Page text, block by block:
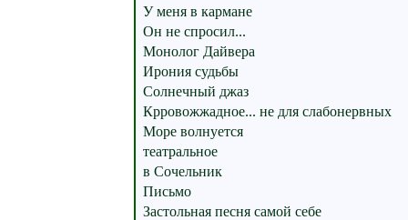
У меня в кармане
Он не спросил...
Монолог Дайвера
Ирония судьбы
Солнечный джаз
Крровожжадное... не для слабонервных
Море волнуется
театральное
в Сочельник
Письмо
Застольная песня самой себе